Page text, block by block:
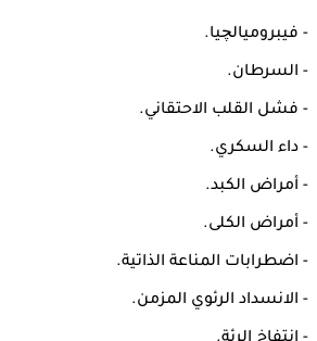
- فيبروميالچيا.
- السرطان.
- فشل القلب الاحتقاني.
- داء السكري.
- أمراض الكبد.
- أمراض الكلى.
- اضطرابات المناعة الذاتية.
- الانسداد الرئوي المزمن.